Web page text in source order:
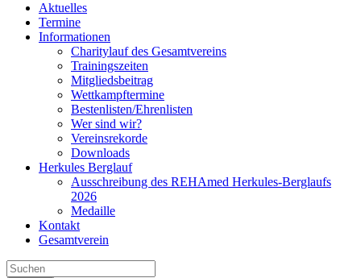
Aktuelles
Termine
Informationen
Charitylauf des Gesamtvereins
Trainingszeiten
Mitgliedsbeitrag
Wettkampftermine
Bestenlisten/Ehrenlisten
Wer sind wir?
Vereinsrekorde
Downloads
Herkules Berglauf
Ausschreibung des REHAmed Herkules-Berglaufs
2026
Medaille
Kontakt
Gesamtverein